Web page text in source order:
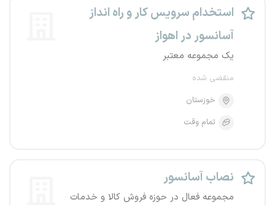
استخدام سرویس کار و راه انداز
آسانسور در اهواز
یک مجموعه معتبر
منقضی شده
خوزستان
تمام وقت
نصاب آسانسور
مجموعه فعال در حوزه فروش کالا و خدمات